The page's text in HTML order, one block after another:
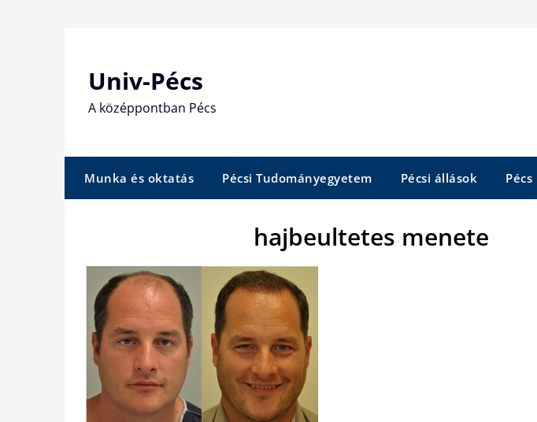
Univ-Pécs
A középpontban Pécs
Munka és oktatás Pécsi Tudományegyetem Pécsi állások Pécs
hajbeultetes menete